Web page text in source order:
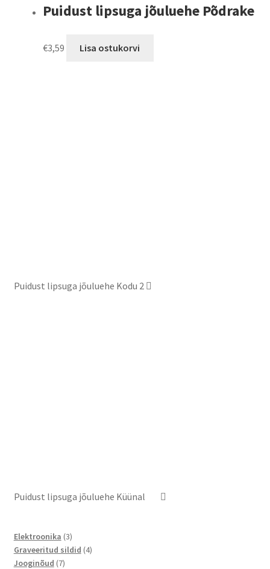
Puidust lipsuga jõuluehe Põdrake
€3,59 Lisa ostukorvi
Puidust lipsuga jõuluehe Kodu 2
Puidust lipsuga jõuluehe Küünal
Elektroonika 33
toodet
Graveeritud sildid 44
Jooginõud 77